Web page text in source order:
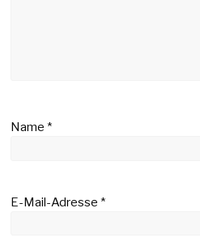
Name*
E-Mail-Adresse*